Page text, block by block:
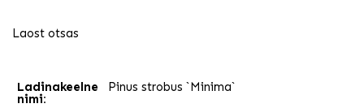
Laost otsas
Ladinakeelne
nimi:
Pinus strobus `Minima`